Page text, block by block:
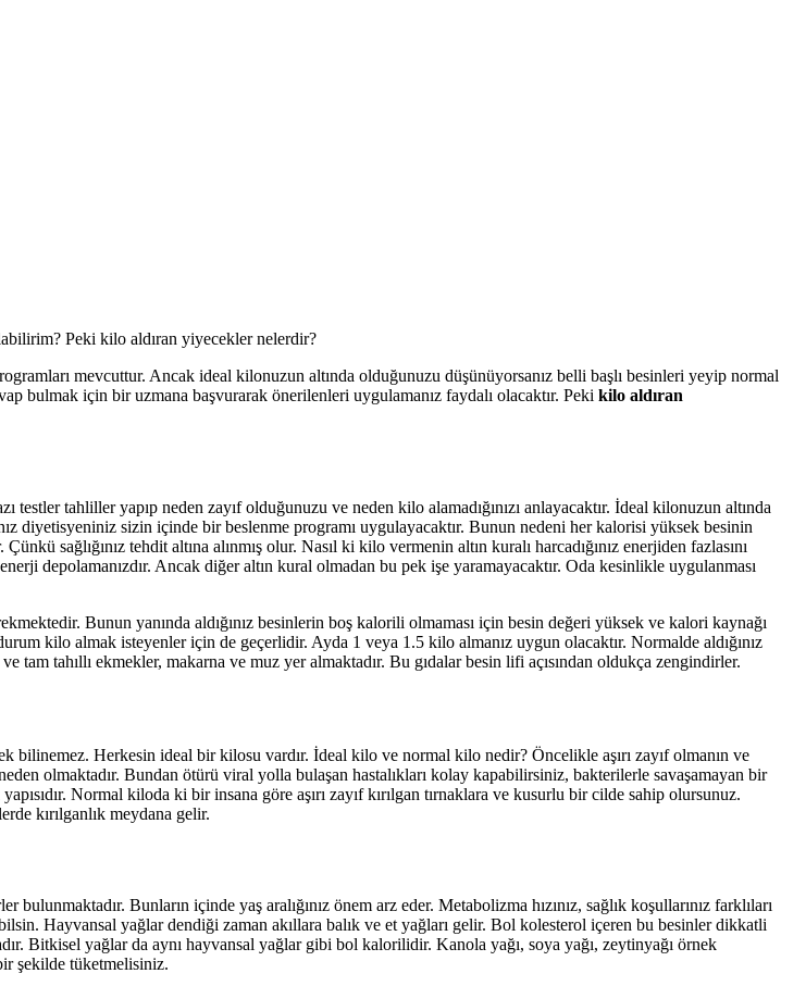
Peki kilo aldıran yiyecekler nelerdir?
mevcuttur. Ancak ideal kilonuzun altında olduğunuzu düşünüyorsanız belli başlı besinleri yeyip normal
bulmak için bir uzmana başvurarak önerilenleri uygulamanız faydalı olacaktır. Peki kilo aldıran
tahliller yapıp neden zayıf olduğunuzu ve neden kilo alamadığınızı anlayacaktır. İdeal kilonuzun altında
diyetisyeniniz sizin içinde bir beslenme programı uygulayacaktır. Bunun nedeni her kalorisi yüksek besinin
sağlığınız tehdit altına alınmış olur. Nasıl ki kilo vermenin altın kuralı harcadığınız enerjiden fazlasını
depolamanızdır. Ancak diğer altın kural olmadan bu pek işe yaramayacaktır. Oda kesinlikle uygulanması
Bunun yanında aldığınız besinlerin boş kalorili olmaması için besin değeri yüksek ve kalori kaynağı
kilo almak isteyenler için de geçerlidir. Ayda 1 veya 1.5 kilo almanız uygun olacaktır. Normalde aldığınız
tahıllı ekmekler, makarna ve muz yer almaktadır. Bu gıdalar besin lifi açısından oldukça zengindirler.
Herkesin ideal bir kilosu vardır. İdeal kilo ve normal kilo nedir? Öncelikle aşırı zayıf olmanın ve
olmaktadır. Bundan ötürü viral yolla bulaşan hastalıkları kolay kapabilirsiniz, bakterilerle savaşamayan bir
Normal kiloda ki bir insana göre aşırı zayıf kırılgan tırnaklara ve kusurlu bir cilde sahip olursunuz.
kırılganlık meydana gelir.
Bunların içinde yaş aralığınız önem arz eder. Metabolizma hızınız, sağlık koşullarınız farklıları
Hayvansal yağlar dendiği zaman akıllara balık ve et yağları gelir. Bol kolesterol içeren bu besinler dikkatli
Bitkisel yağlar da aynı hayvansal yağlar gibi bol kalorilidir. Kanola yağı, soya yağı, zeytinyağı örnek
şekilde tüketmelisiniz.